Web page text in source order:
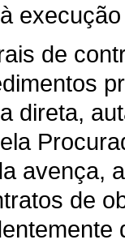
de
direta,
avença,
de